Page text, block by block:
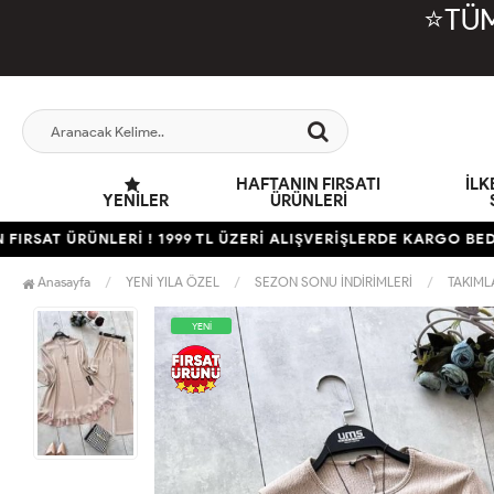
YENILER
HAFTANIN FIRSATI
ÜRÜNLERİ
ÜRÜNLERİ ! 1999 TL ÜZERİ ALIŞVERİŞLERDE KARGO BEDAVA
Anasayfa YENİ YILA ÖZEL SEZON SONU İNDİRİMLERİ
YENİ